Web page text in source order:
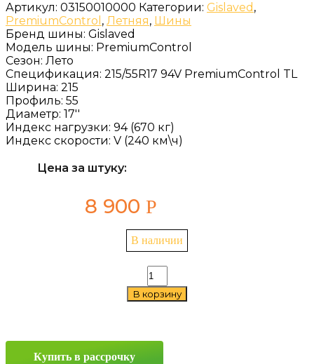
Артикул: 03150010000 Категории: Gislaved ,
PremiumControl , Летняя, Шины
Бренд шины: Gislaved
Модель шины: PremiumControl
Сезон: Лето
Спецификация: 215/55R17 94V PremiumControl TL
Ширина: 215
Профиль: 55
Диаметр: 17''
Индекс нагрузки: 94 (670 кг)
Индекс скорости: V (240 км\ч)
Цена за штуку:
8 900 Р
В наличии
Количество
товара
Gislaved
94V
В корзину
Купить в рассрочку